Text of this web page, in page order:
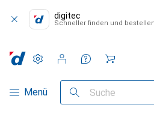
digitec
Schneller finden und bestellen
Navigation nach Kategorien
Menü Suche
Einstellungen
Kundenkonto
Vergleichslisten
Merklisten
Warenkorb